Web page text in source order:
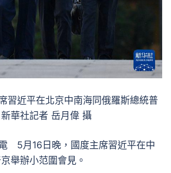
習近平在北京中南海同俄羅斯總統普
華社記者 岳月偉 攝
5月16日晚，國度主席習近平在中
舉辦小范圍會見。